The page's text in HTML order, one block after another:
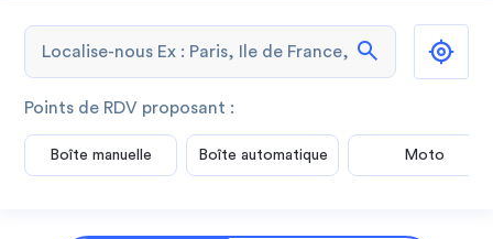
search
Points de RDV proposant :
Boîte manuelle Boîte automatique Moto